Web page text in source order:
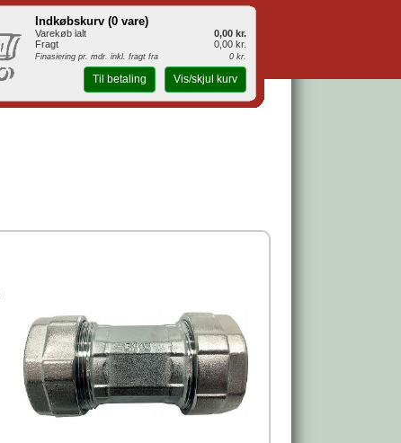
Indkøbskurv (0 vare)
Varekøb ialt
0,00 kr.
Fragt
0,00 kr.
Finasiering pr. mdr. inkl. fragt fra 0 kr.
Til betaling Vis/skjul kurv